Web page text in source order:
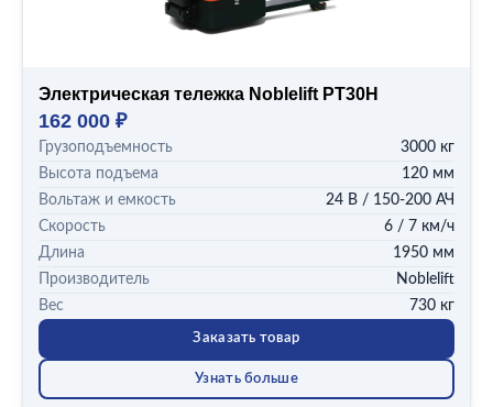
ВЫСОТА ПОДЪЕМА
115 мм
120 мм
ВОЛЬТАЖ И ЕМКОСТЬ
24 В / 15-36 АЧ
24 В / 165-210 (Li-ion 150-200) АЧ
Показать все (10)
Электрическая тележка Noblelift PT30H
162 000 ₽
Грузоподъемность
3000 кг
Высота подъема
120 мм
Вольтаж и емкость
24 В / 150-200 АЧ
Скорость
6 / 7 км/ч
Длина
1950 мм
Производитель
Noblelift
Вес
730 кг
Заказать товар
Узнать больше